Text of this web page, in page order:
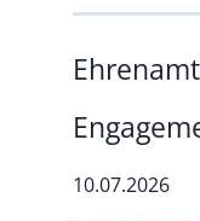
10.07.2026